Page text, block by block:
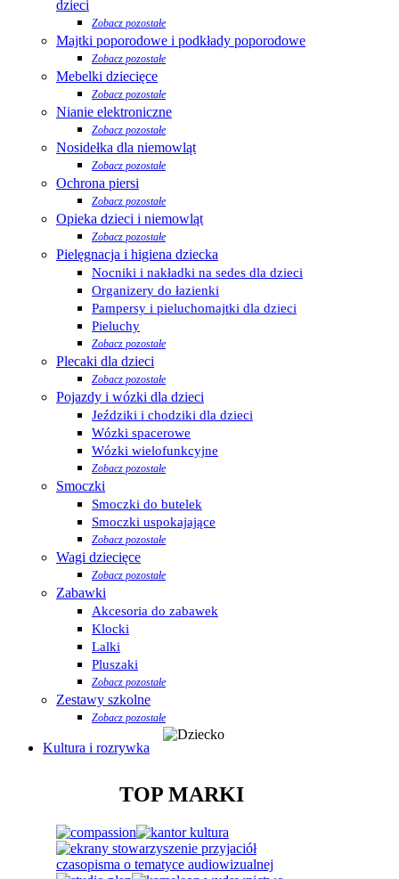
dzieci
Zobacz pozostałe
Majtki poporodowe i podkłady poporodowe
Zobacz pozostałe
Mebelki dziecięce
Zobacz pozostałe
Nianie elektroniczne
Zobacz pozostałe
Nosidełka dla niemowląt
Zobacz pozostałe
Ochrona piersi
Zobacz pozostałe
Opieka dzieci i niemowląt
Zobacz pozostałe
Pielęgnacja i higiena dziecka
Nocniki i nakładki na sedes dla dzieci
Organizery do łazienki
Pampersy i pieluchomajtki dla dzieci
Pieluchy
Zobacz pozostałe
Plecaki dla dzieci
Zobacz pozostałe
Pojazdy i wózki dla dzieci
Jeździki i chodziki dla dzieci
Wózki spacerowe
Wózki wielofunkcyjne
Zobacz pozostałe
Smoczki
Smoczki do butelek
Smoczki uspokajające
Zobacz pozostałe
Wagi dziecięce
Zobacz pozostałe
Zabawki
Akcesoria do zabawek
Klocki
Lalki
Pluszaki
Zobacz pozostałe
Zestawy szkolne
Zobacz pozostałe
Kultura i rozrywka
TOP MARKI